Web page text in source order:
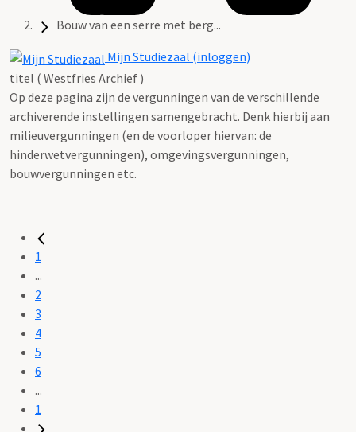
Bouw van een serre met berg...
Mijn Studiezaal (inloggen)
titel ( Westfries Archief )
Op deze pagina zijn de vergunningen van de verschillende
archiverende instellingen samengebracht. Denk hierbij aan
milieuvergunningen (en de voorloper hiervan: de
hinderwetvergunningen), omgevingsvergunningen,
bouwvergunningen etc.
1
...
2
3
4
5
6
...
1